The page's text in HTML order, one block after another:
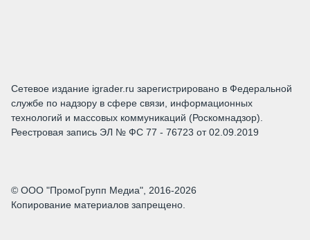
Сетевое издание igrader.ru зарегистрировано в Федеральной
службе по надзору в сфере связи, информационных
технологий и массовых коммуникаций (Роскомнадзор).
Реестровая запись ЭЛ № ФС 77 - 76723 от 02.09.2019
© ООО "ПромоГрупп Медиа", 2016-2026
Копирование материалов запрещено.